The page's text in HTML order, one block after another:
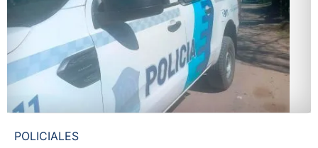
POLICIALES